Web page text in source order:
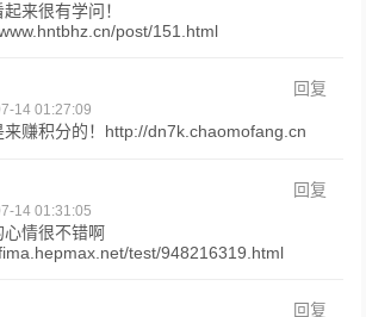
来很有学问！
post/151.html
回复
14 01:27:09
来赚积分的！http://dn7k.chaomofang.cn
回复
14 01:31:05
心情很不错啊
test/948216319.html
回复